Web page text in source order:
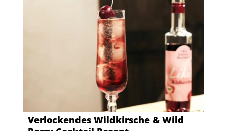
Verlockendes Wildkirsche & Wild